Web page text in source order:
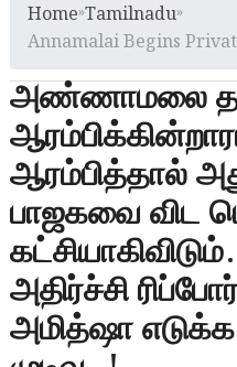
Home»Tamilnadu»
Annamalai Begins
அண்ணாமலை
ஆரம்பித்தால்
பாஜகவை விட
அதிர்ச்சி
அமித்ஷா